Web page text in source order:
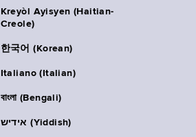
Kreyòl Ayisyen (Haitian-
Creole)
한국어 (Korean)
Italiano (Italian)
বাংলা (Bengali)
אידיש (Yiddish)